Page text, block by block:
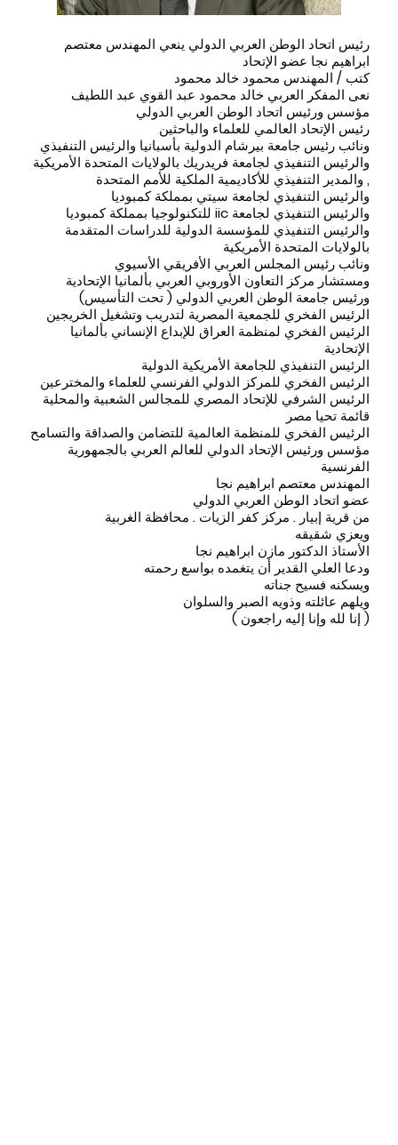
رئيس اتحاد الوطن العربي الدولي ينعي المهندس معتصم
ابراهيم نجا عضو الإتحاد
كتب / المهندس محمود خالد محمود
نعى المفكر العربي خالد محمود عبد القوي عبد اللطيف
مؤسس ورئيس اتحاد الوطن العربي الدولي
رئيس الإتحاد العالمي للعلماء والباحثين
ونائب رئيس جامعة بيرشام الدولية بأسبانيا والرئيس التنفيذي
والرئيس التنفيذي لجامعة فريدريك بالولايات المتحدة الأمريكية
, والمدير التنفيذي للأكاديمية الملكية للأمم المتحدة
والرئيس التنفيذي لجامعة سيتي بمملكة كمبوديا
والرئيس التنفيذي لجامعة iic للتكنولوجيا بمملكة كمبوديا
والرئيس التنفيذي للمؤسسة الدولية للدراسات المتقدمة
بالولايات المتحدة الأمريكية
ونائب رئيس المجلس العربي الأفريقي الأسيوي
ومستشار مركز التعاون الأوروبي العربي بألمانيا الإتحادية
ورئيس جامعة الوطن العربي الدولي ( تحت التأسيس)
الرئيس الفخري للجمعية المصرية لتدريب وتشغيل الخريجين
الرئيس الفخري لمنظمة العراق للإبداع الإنساني بألمانيا
الإتحادية
الرئيس التنفيذي للجامعة الأمريكية الدولية
الرئيس الفخري للمركز الدولي الفرنسي للعلماء والمخترعين
الرئيس الشرفي للإتحاد المصري للمجالس الشعبية والمحلية
قائمة تحيا مصر
الرئيس الفخري للمنظمة العالمية للتضامن والصداقة والتسامح
مؤسس ورئيس الإتحاد الدولي للعالم العربي بالجمهورية
الفرنسية
المهندس معتصم ابراهيم نجا
عضو اتحاد الوطن العربي الدولي
من قرية إبيار . مركز كفر الزيات . محافظة الغربية
ويعزي شقيقه
الأستاذ الدكتور مازن ابراهيم نجا
ودعا العلي القدير أن يتغمده بواسع رحمته
ويسكنه فسيح جناته
ويلهم عائلته وذويه الصبر والسلوان
( إنا لله وإنا إليه راجعون )